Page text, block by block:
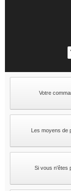
Votre
Les moyens de
Si vous n'êtes